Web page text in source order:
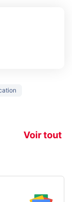
Voir tout